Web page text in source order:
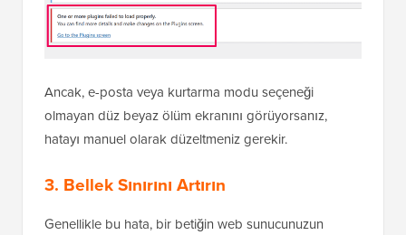
Ancak, e-posta veya kurtarma modu seçeneği
olmayan düz beyaz ölüm ekranını görüyorsanız,
hatayı manuel olarak düzeltmeniz gerekir.
3. Bellek Sınırını Artırın
Genellikle bu hata, bir betiğin web sunucunuzun